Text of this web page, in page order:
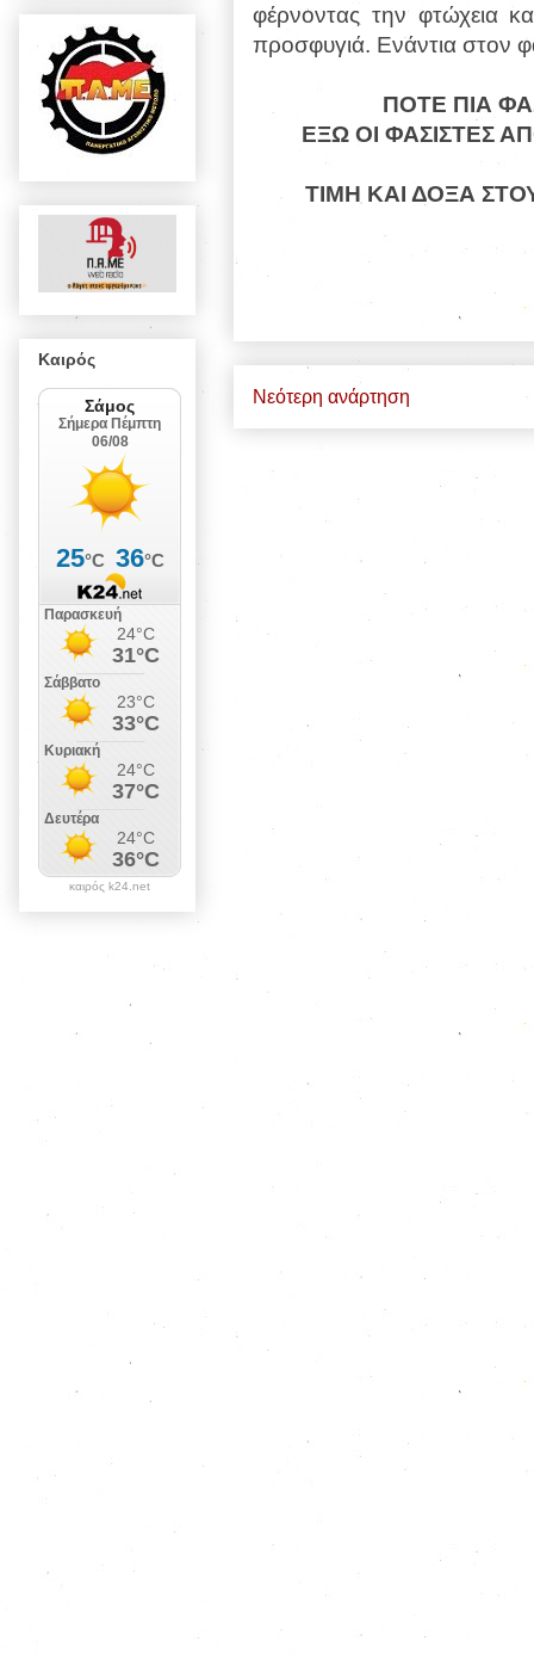
φέρνοντας την φτώχεια
προσφυγιά. Ενάντια στον
ΠΟΤΕ ΠΙΑ
ΕΞΩ ΟΙ ΦΑΣΙΣΤΕΣ
ΤΙΜΗ ΚΑΙ ΔΟΞΑ
Νεότερη ανάρτηση
Καιρός
καιρός k24.net